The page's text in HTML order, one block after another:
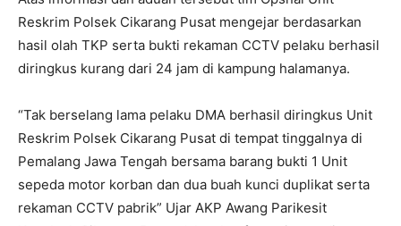
Reskrim Polsek Cikarang Pusat mengejar berdasarkan
hasil olah TKP serta bukti rekaman CCTV pelaku berhasil
diringkus kurang dari 24 jam di kampung halamanya.
“Tak berselang lama pelaku DMA berhasil diringkus Unit
Reskrim Polsek Cikarang Pusat di tempat tinggalnya di
Pemalang Jawa Tengah bersama barang bukti 1 Unit
sepeda motor korban dan dua buah kunci duplikat serta
rekaman CCTV pabrik” Ujar AKP Awang Parikesit